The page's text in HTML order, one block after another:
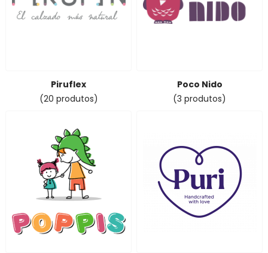
Piruflex
(20 produtos)
Poco Nido
(3 produtos)